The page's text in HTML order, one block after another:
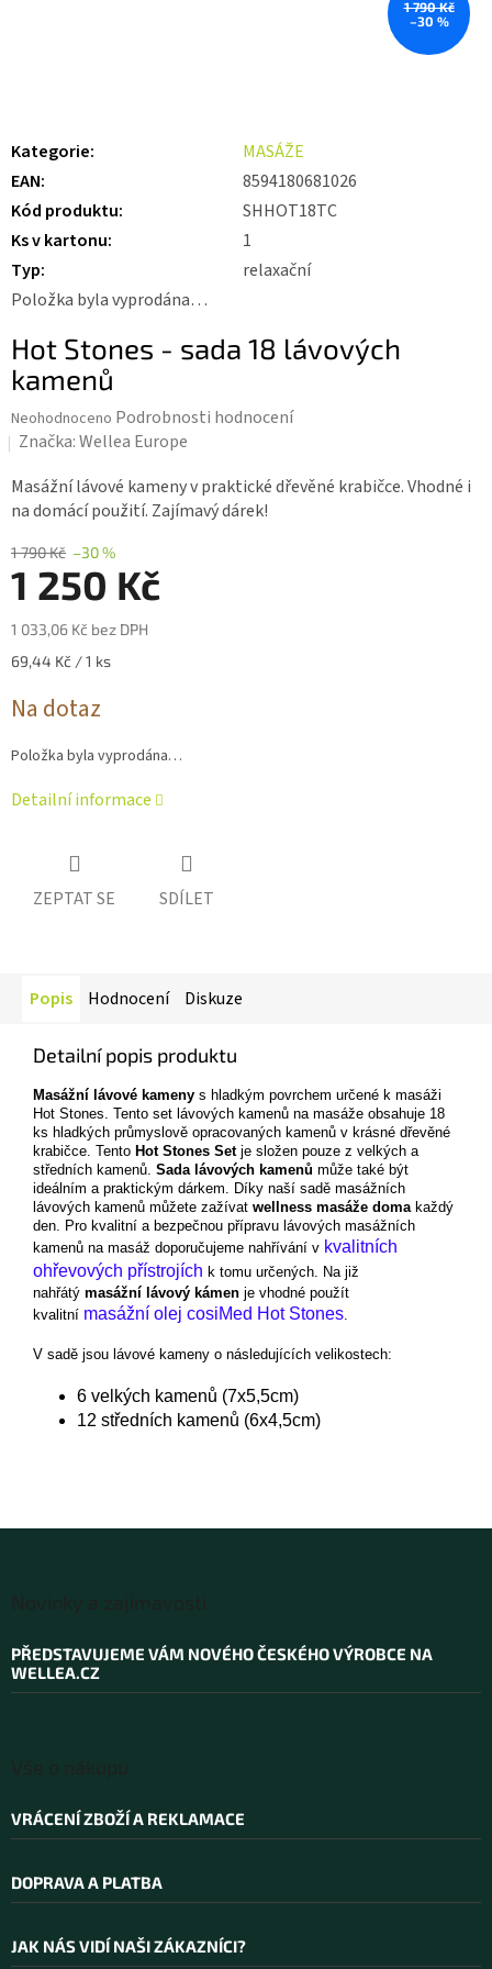
1 790 Kč
–30 %
Kategorie:
MASÁŽE
EAN:
8594180681026
Kód produktu:
SHHOT18TC
Ks v kartonu:
1
Typ:
relaxační
Položka byla vyprodána…
Hot Stones - sada 18 lávových
kamenů
Průměrné
hodnocení
je
0,0
z 5
Neohodnoceno Podrobnosti hodnocení
Značka:Wellea Europe
Masážní lávové kameny v praktické dřevěné krabičce. Vhodné i
na domácí použití. Zajímavý dárek!
1 790 Kč –30 %
1 250 Kč
1 033,06 Kč bez DPH
Měrná
69,44 Kč / 1 ks
Na dotaz
Položka byla vyprodána…
Detailní informace
ZEPTAT SE SDÍLET
Popis Hodnocení Diskuze
Detailní popis produktu
Masážní lávové kameny s hladkým povrchem určené k masáži
Hot Stones. Tento set lávových kamenů na masáže obsahuje 18
ks hladkých průmyslově opracovaných kamenů v krásné dřevěné
krabičce. Tento Hot Stones Setje složen pouze z velkých a
středních kamenů. Sada lávových kamenů může také být
ideálním a praktickým dárkem. Díky naší sadě masážních
lávových kamenů můžete zažívat wellness masáže doma každý
den. Pro kvalitní a bezpečnou přípravu lávových masážních
kamenů na masáž doporučujeme nahřívání v kvalitních
ohřevových přístrojích k tomu určených. Na již
nahřátý masážní lávový kámen je vhodné použít
kvalitní masážní olej cosiMed Hot Stones
V sadě jsou lávové kameny o následujících velikostech:
6 velkých kamenů (7x5,5cm)
12 středních kamenů (6x4,5cm)
PŘEDSTAVUJEME VÁM NOVÉHO ČESKÉHO VÝROBCE NA
WELLEA.CZ
VRÁCENÍ ZBOŽÍ A REKLAMACE
DOPRAVA A PLATBA
JAK NÁS VIDÍ NAŠI ZÁKAZNÍCI?